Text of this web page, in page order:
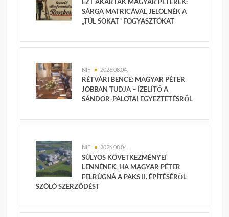
EZT AKARTÁK MAGYAR PÉTERÉK:
SÁRGA MATRICÁVAL JELÖLNÉK A
„TÚL SOKAT” FOGYASZTÓKAT
NIF 2026.08.04.
RÉTVÁRI BENCE: MAGYAR PÉTER
JOBBAN TUDJA – ÍZELÍTŐ A
SÁNDOR-PALOTAI EGYEZTETÉSRŐL
NIF 2026.08.04.
SÚLYOS KÖVETKEZMÉNYEI
LENNÉNEK, HA MAGYAR PÉTER
FELRÚGNÁ A PAKS II. ÉPÍTÉSÉRŐL
SZÓLÓ SZERZŐDÉST